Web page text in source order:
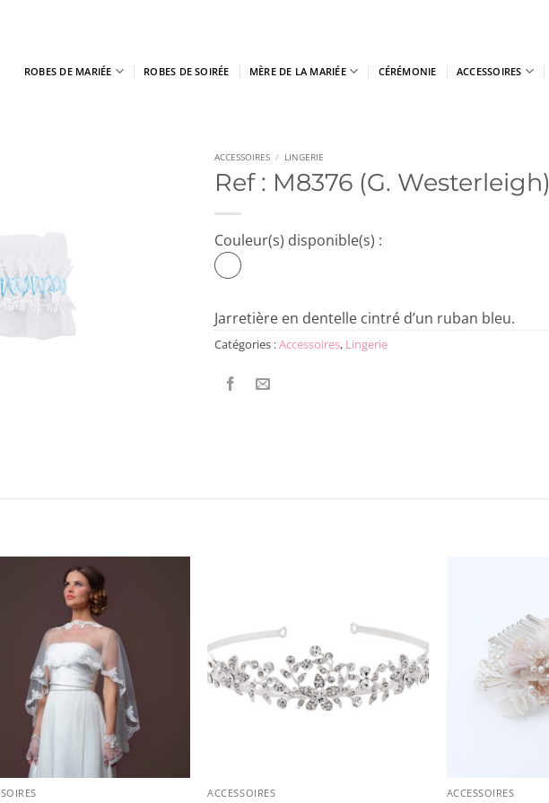
ROBES DE MARIÉE ROBES DE SOIRÉE MÈRE DE LA MARIÉE CÉRÉMONIE ACCESSOIRES
ACCESSOIRES / LINGERIE
Ref : M8376 (G. Westerleigh)
Couleur(s) disponible(s) :
Jarretière en dentelle cintré d’un ruban bleu.
Catégories :Accessoires, Lingerie
ACCESSOIRES ACCESSOIRES